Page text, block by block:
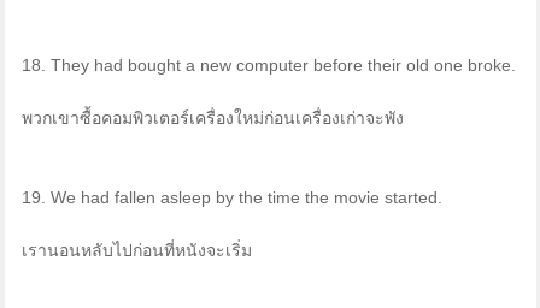
18. They had bought a new computer before their old one broke.
พวกเขาซื้อคอมพิวเตอร์เครื่องใหม่ก่อนเครื่องเก่าจะพัง
19. We had fallen asleep by the time the movie started.
เรานอนหลับไปก่อนที่หนังจะเริ่ม